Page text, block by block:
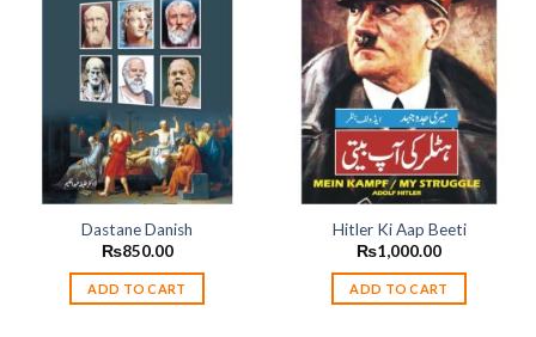
Add to
wishlist
Dastane Danish
₨850.00
ADD TO CART
Add to
wishlist
Hitler Ki Aap Beeti
₨1,000.00
ADD TO CART